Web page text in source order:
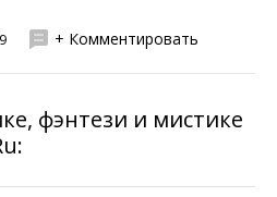
+ Комментировать
фэнтези и мистике